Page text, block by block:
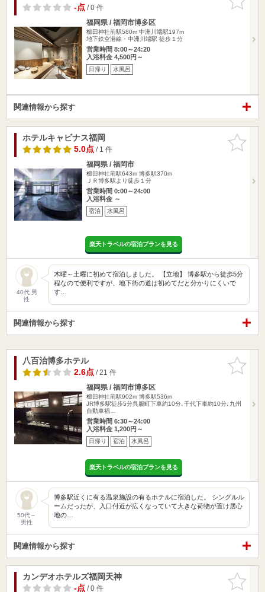
りに追加
-点/ 0 件
福岡県 / 福岡市博多区
櫛田神社前駅580m 中洲川端駅197m
地下鉄空港線・中洲川端駅 徒歩１分
営業時間 8:00～24:20
入浴料金 4,500円～
日帰り 水風呂
関連情報から探す
お気に入
りに追加
ホテルキャビナス福岡
5.0点/ 1 件
福岡県 / 福岡市
櫛田神社前駅643m 博多駅370m
ＪＲ博多駅より徒歩１分
営業時間 0:00～24:00
入浴料金 ～
宿泊 水風呂
楽天トラベルの宿泊プランを見る
40代 男
性
木曜～土曜に初めて宿泊しました。 【立地】 博多駅から徒歩5分
程なので便利ですが、地下街の道は初めてだと分かりにくいで
す…
関連情報から探す
お気に入
りに追加
八百治博多ホテル
2.6点/ 21 件
福岡県 / 福岡市博多区
櫛田神社前駅902m 博多駅536m
JR博多駅徒歩5分呉服町下車約10分､千代下車約10分､九州
自動車福…
営業時間 6:30～24:00
入浴料金 1,200円～
日帰り 宿泊 水風呂
楽天トラベルの宿泊プランを見る
50代～
男性
博多駅近くに有る温泉施設の有るホテルに宿泊した。 シングルル
ームだったが、入口付近が広くなっていて大きな荷物が置け居心
地の…
関連情報から探す
お気に入
りに追加
カンデオホテルズ福岡天神
-点/ 0 件